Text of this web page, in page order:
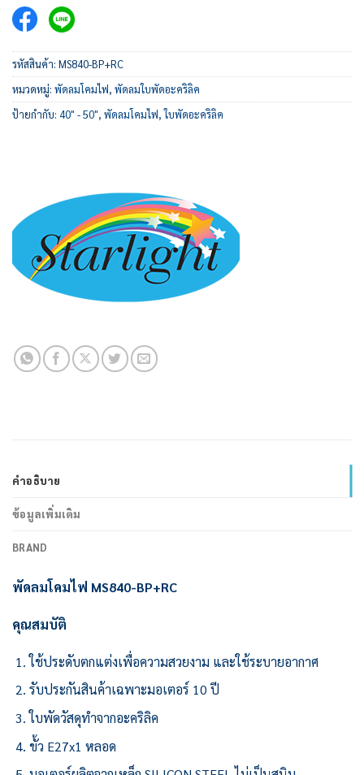
รหัสสินค้า: MS840-BP+RC
หมวดหมู่: พัดลมโคมไฟ, พัดลมใบพัดอะคริลิค
ป้ายกำกับ: 40" - 50", พัดลมโคมไฟ,ใบพัดอะคริลิค
คำอธิบาย
ข้อมูลเพิ่มเติม
BRAND
พัดลมโคมไฟ MS840-BP+RC
คุณสมบัติ
ใช้ประดับตกแต่งเพื่อความสวยงาม และใช้ระบายอากาศ
รับประกันสินค้าเฉพาะมอเตอร์ 10 ปี
ใบพัดวัสดุทำจากอะคริลิค
ขั้ว E27x1 หลอด